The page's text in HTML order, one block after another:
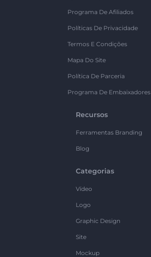
Programa De Afiliados
Políticas De Privacidade
Termos E Condições
Mapa Do Site
Política De Parceria
Programa De Embaixadores
Recursos
Ferramentas Branding
Blog
Categorias
Vídeo
Logo
Graphic Design
Site
Mockup